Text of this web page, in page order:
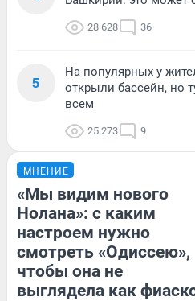
28 628 36
5
На популярных у
открыли бассейн, но
всем
25 273 9
МНЕНИЕ
«Мы видим нового
Нолана»: с каким
настроем нужно
смотреть «Одиссею»,
чтобы она не
выглядела как